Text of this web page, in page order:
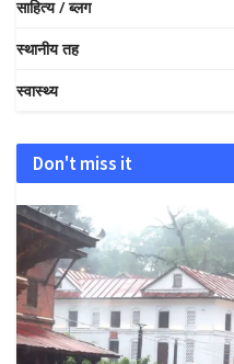
साहित्य / ब्लग
स्थानीय तह
स्वास्थ्य
Don't miss it